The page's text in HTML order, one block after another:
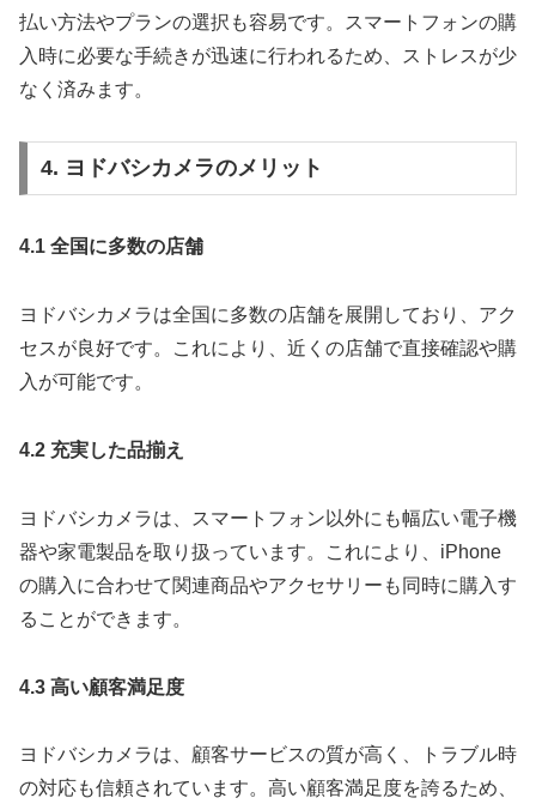
払い方法やプランの選択も容易です。スマートフォンの購
入時に必要な手続きが迅速に行われるため、ストレスが少
なく済みます。
4. ヨドバシカメラのメリット
4.1 全国に多数の店舗
ヨドバシカメラは全国に多数の店舗を展開しており、アク
セスが良好です。これにより、近くの店舗で直接確認や購
入が可能です。
4.2 充実した品揃え
ヨドバシカメラは、スマートフォン以外にも幅広い電子機
器や家電製品を取り扱っています。これにより、iPhone
の購入に合わせて関連商品やアクセサリーも同時に購入す
ることができます。
4.3 高い顧客満足度
ヨドバシカメラは、顧客サービスの質が高く、トラブル時
の対応も信頼されています。高い顧客満足度を誇るため、